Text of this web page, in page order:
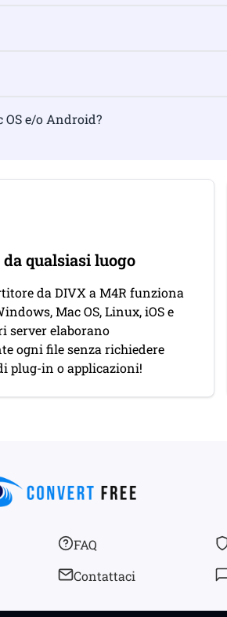
e/o Android?
qualsiasi luogo
da DIVX a M4R funziona
Mac OS, Linux, iOS e
server elaborano
ogni file senza richiedere
plug-in o applicazioni!
FAQ
Contattaci